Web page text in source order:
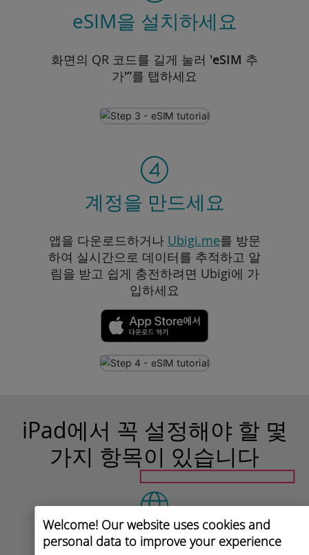
Welcome! Our website uses cookies and
personal data to improve your experience
eSIM을 설치하세요
화면의 QR 코드를 길게 눌러 'eSIM 추
가'”를 탭하세요
계정을 만드세요
앱을 다운로드하거나 Ubigi.me를 방문
하여 실시간으로 데이터를 추적하고 알
림을 받고 쉽게 충전하려면 Ubigi에 가
입하세요
iPad에서 꼭 설정해야 할 몇
가지 항목이 있습니다
출발 전에